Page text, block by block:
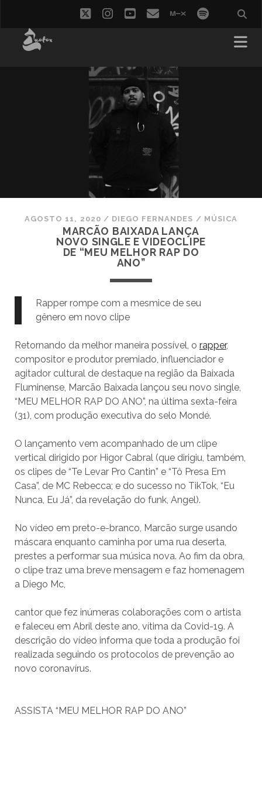
twitterinstagram
youtube
emailmixcloud
spotify
AGOSTO 11, 2020 / DIEGO FERNANDES / MÚSICA
MARCÃO BAIXADA LANÇA
NOVO SINGLE E VIDEOCLIPE
DE “MEU MELHOR RAP DO
ANO”
Rapper rompe com a mesmice de seu
gênero em novo clipe
Retornando da melhor maneira possível, o rapper,
compositor e produtor premiado, influenciador e
agitador cultural de destaque na região da Baixada
Fluminense, Marcão Baixada lançou seu novo single,
“MEU MELHOR RAP DO ANO”, na última sexta-feira
(31), com produção executiva do selo Mondé.
O lançamento vem acompanhado de um clipe
vertical dirigido por Higor Cabral (que dirigiu, também,
os clipes de “Te Levar Pro Cantin” e “Tô Presa Em
Casa”, de MC Rebecca; e do sucesso no TikTok, “Eu
Nunca, Eu Já”, da revelação do funk, Angel).
No vídeo em preto-e-branco, Marcão surge usando
máscara enquanto caminha por uma rua deserta,
prestes a performar sua música nova. Ao fim da obra,
o clipe traz uma breve mensagem e faz homenagem
a Diego Mc,
cantor que fez inúmeras colaborações com o artista
e faleceu em Abril deste ano, vítima da Covid-19. A
descrição do vídeo informa que toda a produção foi
realizada seguindo os protocolos de prevenção ao
novo coronavírus.
ASSISTA “MEU MELHOR RAP DO ANO”